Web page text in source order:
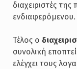
διαχειριστές
ενδιαφερόμενου.
Τέλος ο
συνολική
ελέγχει τους